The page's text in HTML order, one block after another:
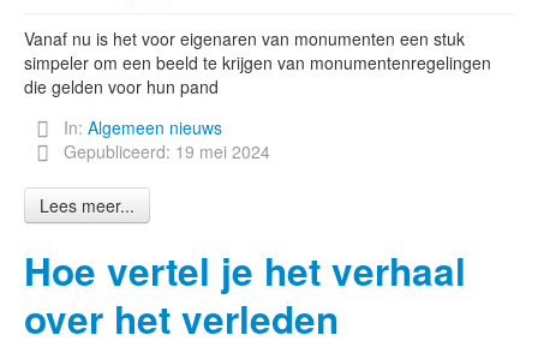
Vanaf nu is het voor eigenaren van monumenten een stuk
simpeler om een beeld te krijgen van monumentenregelingen
die gelden voor hun pand
In: Algemeen nieuws
Gepubliceerd: 19 mei 2024
Lees meer...
Hoe vertel je het verhaal
over het verleden